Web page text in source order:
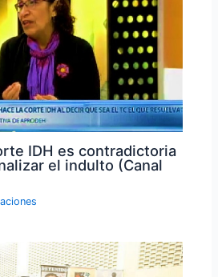
IDH es contradictoria
el indulto (Canal